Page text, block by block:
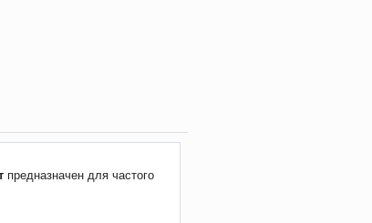
предназначен для частого